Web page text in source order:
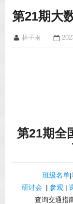
第21期大
林子雨
第21期全
班级名单|
研讨会 | 参观 |
查询交通指